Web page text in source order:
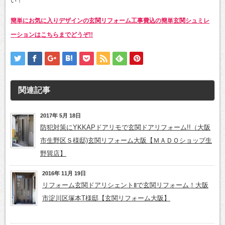
簡単にお気に入りデザインの玄関リフォーム工事費込の簡単玄関シュミレ
ーションはこちらまでどうぞ!!
関連記事
2017年 5月 18日
防犯対策にYKKAPドアリモで玄関ドアリフォーム!!（大阪
市生野区Ｓ様邸)玄関リフォーム大阪【ＭＡＤＯショップ生
野巽店】
2016年 11月 19日
リフォーム玄関ドアリシェントⅡで玄関リフォーム！大阪
市淀川区塚本T様邸【玄関リフォーム大阪】